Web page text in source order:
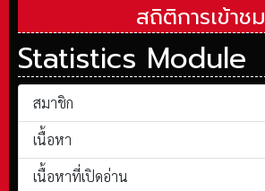
สถิติการเข้าชม
Statistics Module
สมาชิก
เนื้อหา
เนื้อหาที่เปิดอ่าน